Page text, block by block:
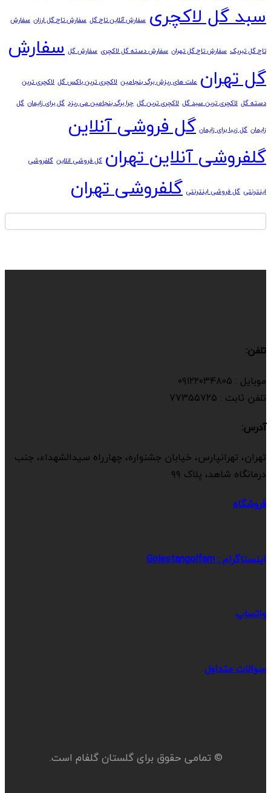
سبد گل لاکچری سفارش آنلاین تاج گل سفارش تاج گل ارزان سفارش
تاج گل تبریک سفارش تاج گل تهران سفارش دسته گل لاکچری سفارش گل سفارش
گل تهران علت های ریزش برگ بنجامین لاکچری ترین باکس گل لاکچری ترین
دسته گل لاکچری ترین سبد گل لاکچری ترین گل چرا برگ بنجامین می ریزد گل برای زایمان گل
زایمان گل زیبا برای زایمان گل فروشی آنلاین
گلفروشی آنلاین تهران گل فروشی انلاین گلفروشی
اینترنتی گل فروشی اینترنتی گلفروشی تهران
تلفن:
موبایل : ۰۹۱۲۲۰۳۴۸۰۵
تلفن ثابت : ۷۷۳۵۵۷۲۵
آدرس:
تهران، تهرانپارس، خیابان جشنواره، چهارراه سیدالشهداء، جنب
درمانگاه شاهد، پلاک ۹۹
فروشگاه
اینستاگرام : Golestangolfam
واتساپ
سوالات متداول
© تمامی حقوق برای گلستان گلفام است.